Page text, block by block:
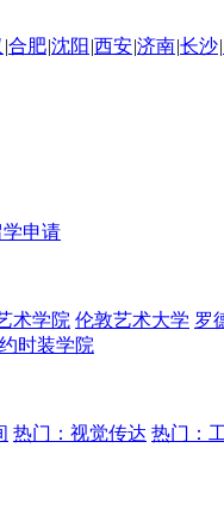
|合肥|沈阳 |西安|济南|长沙|
申请
术学院 伦敦艺术大学 罗
时装学院
热门：视觉传达 热门：